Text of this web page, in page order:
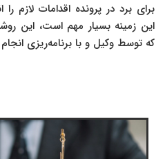
برای برد در پرونده اقدامات لازم
این زمینه بسیار مهم است، این
که توسط وکیل و با برنامه‌ریزی